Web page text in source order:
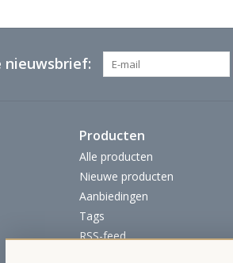
nieuwsbrief:
Producten
Alle producten
Nieuwe producten
Aanbiedingen
Tags
RSS-feed